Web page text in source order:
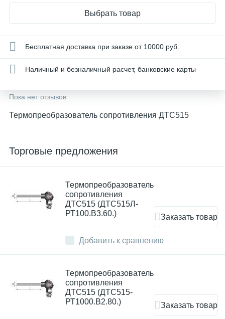
Выбрать товар
Бесплатная доставка при заказе от 10000 руб.
Наличный и безналичный расчет, банковские карты
Пока нет отзывов
Термопреобразователь сопротивления ДТC515
Торговые предложения
Добавить к сравнению
Термопреобразователь
сопротивления
ДТC515 (ДТС515Л-
РТ100.В3.60.)
Заказать товар
Термопреобразователь
сопротивления
ДТC515 (ДТС515-
РТ1000.В2.80.)
Заказать товар